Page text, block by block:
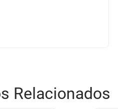
Relacionados